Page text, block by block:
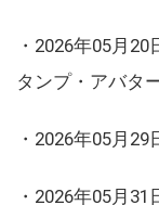
・2026年05月
タンプ・アバタ
・2026年05月
・2026年05月